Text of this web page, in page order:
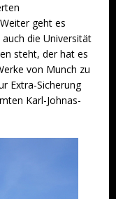
geht es
die Universität
steht, der hat es
von Munch zu
Extra-Sicherung
Karl-Johnas-